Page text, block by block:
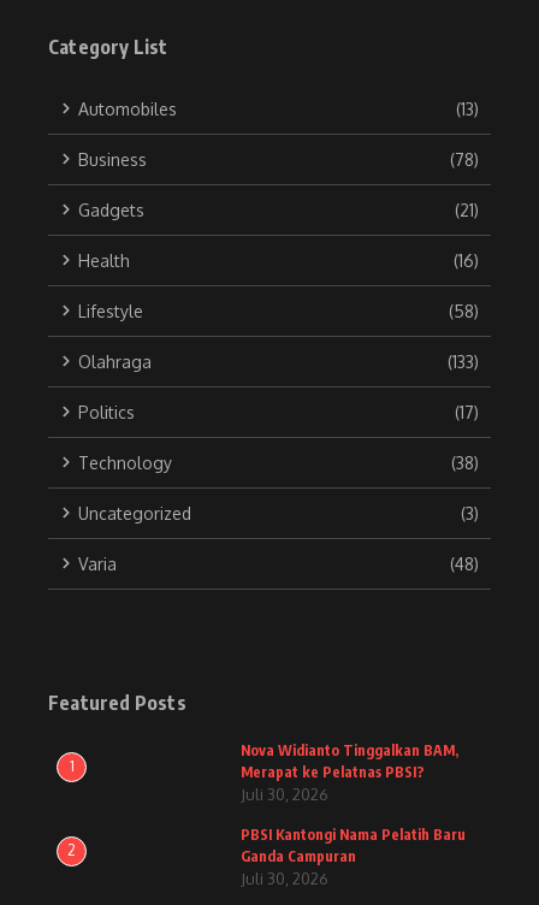
Category List
Automobiles (13)
Business (78)
Gadgets (21)
Health (16)
Lifestyle (58)
Olahraga (133)
Politics (17)
Technology (38)
Uncategorized (3)
Varia (48)
Featured Posts
1
Nova Widianto Tinggalkan BAM,
Merapat ke Pelatnas PBSI?
Juli 30, 2026
2
PBSI Kantongi Nama Pelatih Baru
Ganda Campuran
Juli 30, 2026